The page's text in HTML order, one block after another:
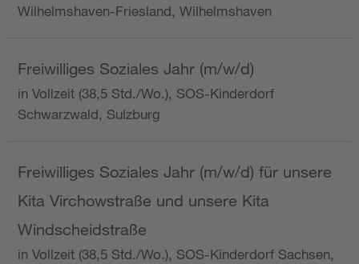
Wilhelmshaven-Friesland, Wilhelmshaven
Freiwilliges Soziales Jahr (m/w/d)
in Vollzeit (38,5 Std./Wo.), SOS-Kinderdorf
Schwarzwald, Sulzburg
Freiwilliges Soziales Jahr (m/w/d) für unsere
Kita Virchowstraße und unsere Kita
Windscheidstraße
in Vollzeit (38,5 Std./Wo.), SOS-Kinderdorf Sachsen,